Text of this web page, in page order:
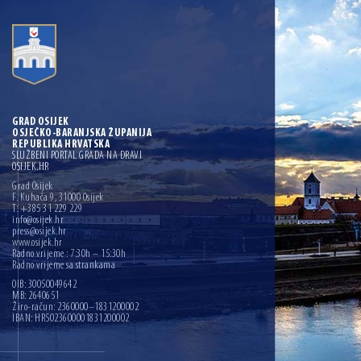
GRAD OSIJEK
OSJEČKO-BARANJSKA ŽUPANIJA
REPUBLIKA HRVATSKA
SLUŽBENI PORTAL GRADA NA DRAVI
OSIJEK.HR
Grad Osijek
F. Kuhača 9, 31000 Osijek
T: +385 31 229 229
info@osijek.hr
press@osijek.hr
www.osijek.hr
Radno vrijeme : 7:30h – 15:30h
Radno vrijeme sa strankama
OIB: 30050049642
MB: 2640651
Žiro-račun: 2360000–1831200002
IBAN: HR5023600001831200002